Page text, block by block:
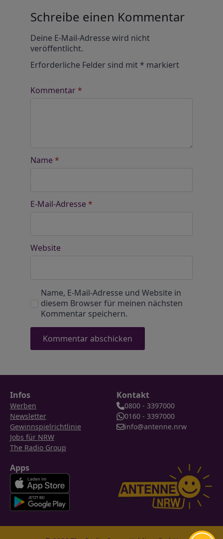
Schreibe einen Kommentar
Deine E-Mail-Adresse wird nicht
veröffentlicht.
Erforderliche Felder sind mit* markiert
Kommentar*
Name *
E-Mail-Adresse *
Website
Name, E-Mail-Adresse und Website in
diesem Browser für meinen nächsten
Kommentar speichern.
Infos
Werben
Newsletter
Gewinnspielrichtlinie
Jobs für NRW
The Radio Group
Kontakt
0800 - 3397000
0160 - 3397000
info@antenne.nrw
Apps